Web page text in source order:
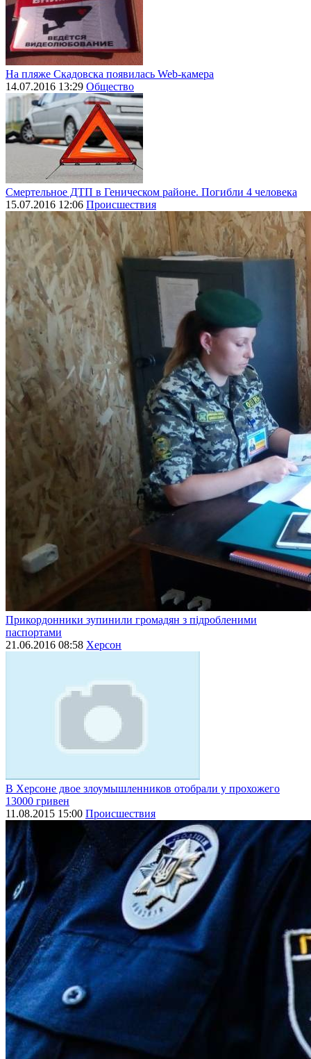
На пляже Скадовска появилась Web-камера
14.07.2016 13:29 Общество
Смертельное ДТП в Геническом районе. Погибли 4 человека
15.07.2016 12:06 Происшествия
Прикордонники зупинили громадян з підробленими
паспортами
21.06.2016 08:58 Херсон
В Херсоне двое злоумышленников отобрали у прохожего
13000 гривен
11.08.2015 15:00 Происшествия